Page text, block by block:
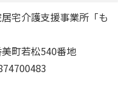
宅介護支援事業所「も
町若松540番地